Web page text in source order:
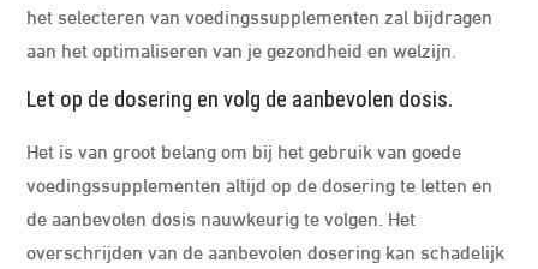
het selecteren van voedingssupplementen zal bijdragen
aan het optimaliseren van je gezondheid en welzijn.
Let op de dosering en volg de aanbevolen dosis.
Het is van groot belang om bij het gebruik van goede
voedingssupplementen altijd op de dosering te letten en
de aanbevolen dosis nauwkeurig te volgen. Het
overschrijden van de aanbevolen dosering kan schadelijk